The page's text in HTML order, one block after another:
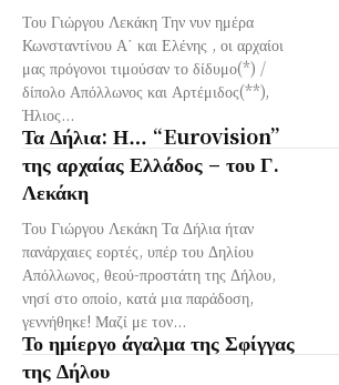
Του Γιώργου Λεκάκη Την νυν ημέρα
Κωνσταντίνου Α΄ και Ελένης , οι αρχαίοι
μας πρόγονοι τιμούσαν το δίδυμο(*) /
δίπολο Απόλλωνος και Αρτέμιδος(**),
Ήλιος...
Τα Δήλια: Η… “Eurovision”
της αρχαίας Ελλάδος – του Γ.
Λεκάκη
Του Γιώργου Λεκάκη Τα Δήλια ήταν
πανάρχαιες εορτές, υπέρ του Δηλίου
Απόλλωνος, θεού-προστάτη της Δήλου,
νησί στο οποίο, κατά μια παράδοση,
γεννήθηκε! Μαζί με τον...
Το ημίεργο άγαλμα της Σφίγγας
της Δήλου